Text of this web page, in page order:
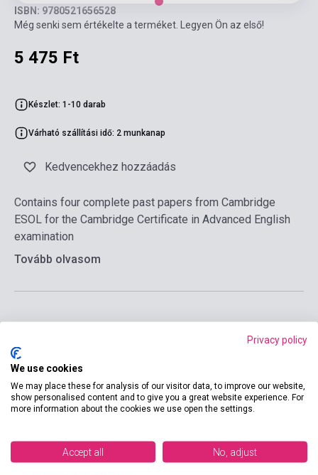
ISBN: 9780521656528
Még senki sem értékelte a terméket. Legyen Ön az első!
5 475 Ft
Készlet: 1-10 darab
Várható szállítási idő: 2 munkanap
Kedvencekhez hozzáadás
Contains four complete past papers from Cambridge
ESOL for the Cambridge Certificate in Advanced English
examination
Tovább olvasom
Kosárba
Privacy policy
We use cookies
We may place these for analysis of our visitor data, to improve our website,
show personalised content and to give you a great website experience. For
more information about the cookies we use open the settings.
Accept all No, adjust